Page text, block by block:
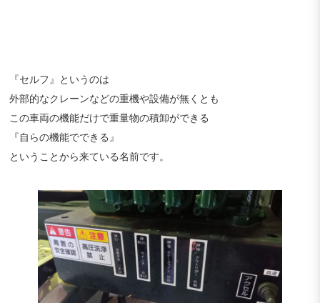
『セルフ』というのは
外部的なクレーンなどの重機や設備が無くとも
この車両の機能だけで重量物の積卸ができる
『自らの機能でできる』
ということから来ている名前です。